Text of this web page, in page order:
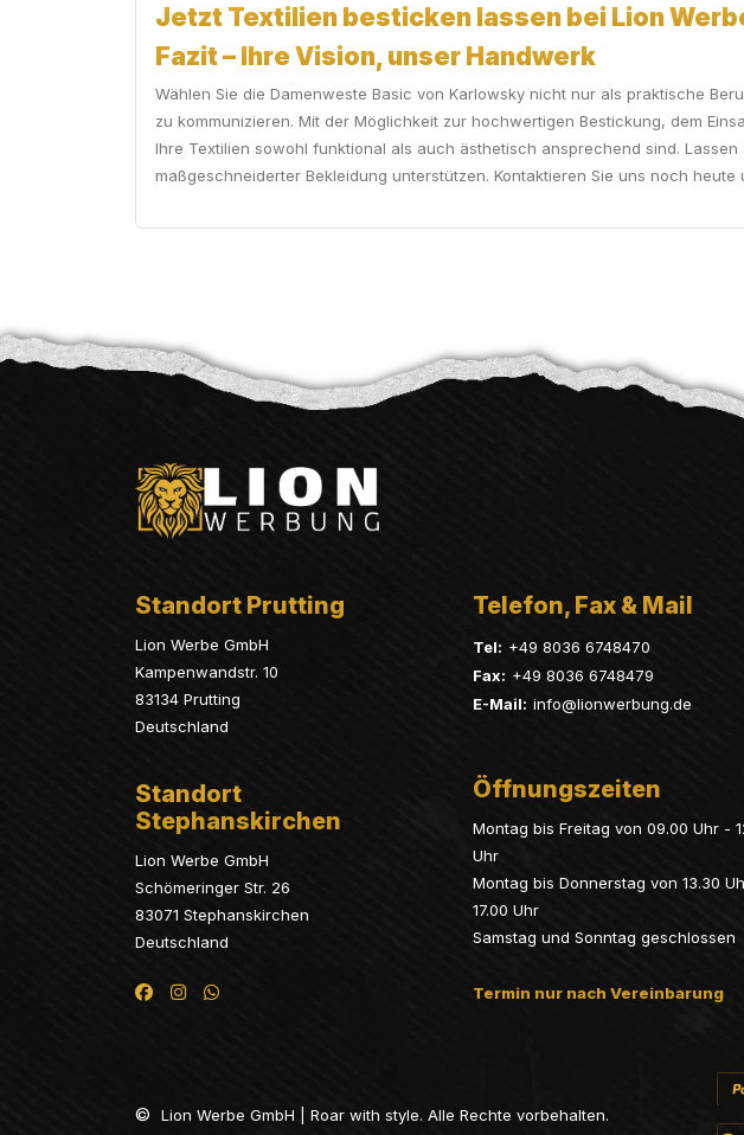
Jetzt Textilien besticken lassen bei Lion
Fazit – Ihre Vision, unser Handwerk
Wählen Sie die Damenweste Basic von Karlowsky nicht nur als praktische
zu kommunizieren. Mit der Möglichkeit zur hochwertigen Bestickung, dem
Ihre Textilien sowohl funktional als auch ästhetisch ansprechend sind.
maßgeschneiderter Bekleidung unterstützen. Kontaktieren Sie uns noch
Standort Prutting
Lion Werbe GmbH
Kampenwandstr. 10
83134 Prutting
Deutschland
Standort
Stephanskirchen
Lion Werbe GmbH
Schömeringer Str. 26
83071 Stephanskirchen
Deutschland
Telefon, Fax & Mail
Tel: +49 8036 6748470
Fax: +49 8036 6748479
E-Mail: info@lionwerbung.de
Öffnungszeiten
Montag bis Freitag von 09.00 Uhr -
Uhr
Montag bis Donnerstag von 13.30
17.00 Uhr
Samstag und Sonntag geschlossen
Termin nur nach Vereinbarung
© Lion Werbe GmbH | Roar with style. Alle Rechte vorbehalten.